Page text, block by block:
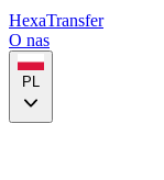
HexaTransfer
O nas
PL